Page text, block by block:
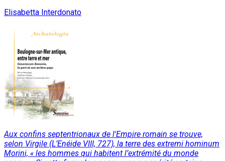
Elisabetta Interdonato
Aux confins septentrionaux de l'Empire romain se trouve,
selon Virgile (L’Enéide VIII, 727), la terre des extremi hominum
Morini, « les hommes qui habitent l’extrémité du monde